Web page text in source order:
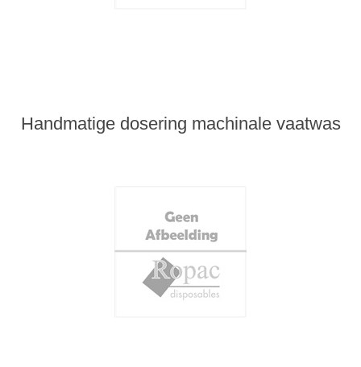
Handmatige dosering machinale vaatwas